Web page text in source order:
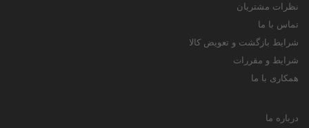
نظرات مشتریان
تماس با ما
شرایط بازگشت و تعویض کالا
شرایط و مقررات
همکاری با ما
درباره ما